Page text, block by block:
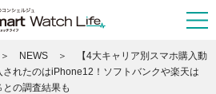
NEWS
【4大キャリア別スマホ購入動
れたのはiPhone12！ソフトバンクや楽天は
の調査結果も